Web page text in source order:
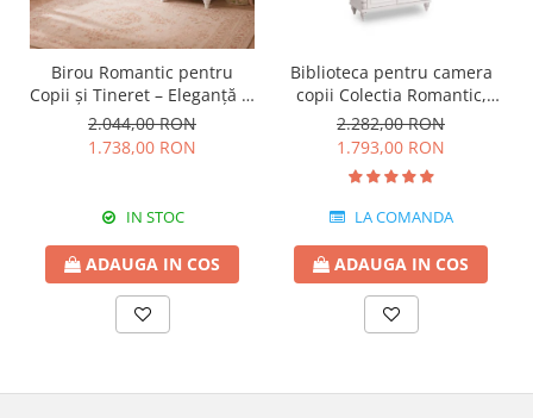
Birou Romantic pentru
Copii și Tineret – Eleganță și
Funcționalitate, 117x62x75
cm
2.044,00 RON
1.738,00 RON
IN STOC
ADAUGA IN COS
Biblioteca pentru camera
copii Colectia Romantic,
96x42x186 cm
2.282,00 RON
1.793,00 RON
LA COMANDA
ADAUGA IN COS